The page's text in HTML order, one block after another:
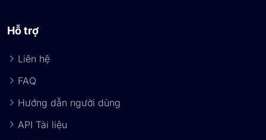
Hỗ trợ
Liên hệ
FAQ
Hướng dẫn người dùng
API Tài liệu